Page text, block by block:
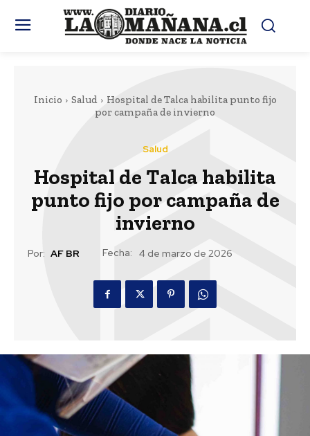
Inicio Salud
Hospital de Talca habilita punto fijo
por campaña de invierno
Salud
Hospital de Talca habilita
punto fijo por campaña de
invierno
Por: AF BR Fecha: 4 de marzo de 2026